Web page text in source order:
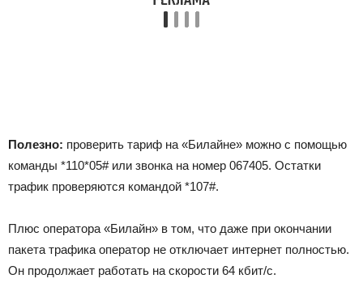
Полезно: проверить тариф на «Билайне» можно с помощью
команды *110*05#или звонка на номер 067405. Остатки
трафик проверяются командой *107#.
Плюс оператора «Билайн» в том, что даже при окончании
пакета трафика оператор не отключает интернет полностью.
Он продолжает работать на скорости 64 кбит/с.